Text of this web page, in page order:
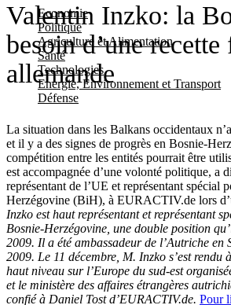
Economie
Politique
Agriculture et Alimentation
Santé
Technologies
Energie, Environnement et Transport
Défense
Valentin Inzko: la
besoin d’une
allemande
La situation dans les Balkans occidentaux
et il y a des signes de progrès en Bosnie-
compétition entre les entités pourrait être
est accompagnée d’une volonté politique, a
représentant de l’UE et représentant spécial
Herzégovine (BiH), à EURACTIV.de lors
Inzko est haut représentant et représentant
Bosnie-Herzégovine, une double position
2009. Il a été ambassadeur de l’Autriche en
2009. Le 11 décembre, M. Inzko s’est rendu
haut niveau sur l’Europe du sud-est
et le ministère des affaires étrangères
confié à Daniel Tost d’EURACTIV.de. Pour